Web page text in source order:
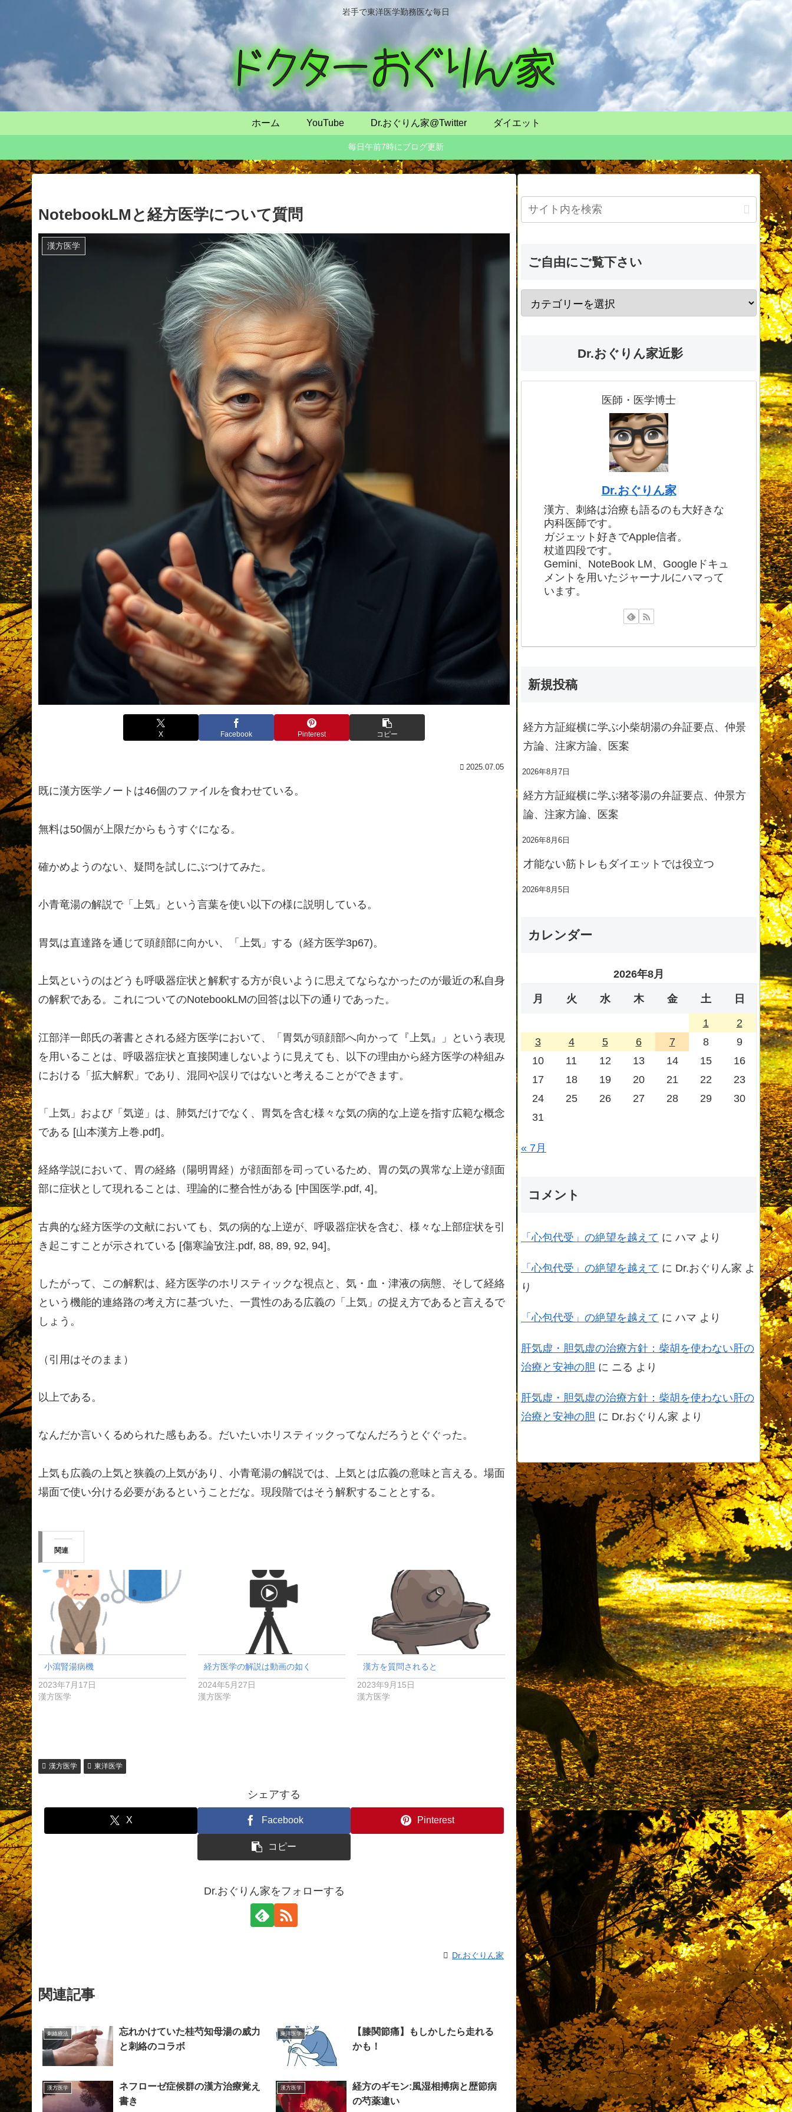
岩手で東洋医学勤務医な毎日
ホーム YouTube Dr.おぐりん家@Twitter ダイエット
毎日午前7時にブログ更新
NotebookLMと経方医学について質問
漢方医学
X Facebook Pinterest コピー
2025.07.05
既に漢方医学ノートは46個のファイルを食わせている。
無料は50個が上限だからもうすぐになる。
確かめようのない、疑問を試しにぶつけてみた。
小青竜湯の解説で「上気」という言葉を使い以下の様に説明している。
胃気は直達路を通じて頭顔部に向かい、「上気」する（経方医学3p67)。
上気というのはどうも呼吸器症状と解釈する方が良いように思えてならなかったのが最近の私自身
の解釈である。これについてのNotebookLMの回答は以下の通りであった。
江部洋一郎氏の著書とされる経方医学において、「胃気が頭顔部へ向かって『上気』」という表現
を用いることは、呼吸器症状と直接関連しないように見えても、以下の理由から経方医学の枠組み
における「拡大解釈」であり、混同や誤りではないと考えることができます。
「上気」および「気逆」は、肺気だけでなく、胃気を含む様々な気の病的な上逆を指す広範な概念
である [山本漢方上巻.pdf]。
経絡学説において、胃の経絡（陽明胃経）が顔面部を司っているため、胃の気の異常な上逆が顔面
部に症状として現れることは、理論的に整合性がある [中国医学.pdf, 4]。
古典的な経方医学の文献においても、気の病的な上逆が、呼吸器症状を含む、様々な上部症状を引
き起こすことが示されている [傷寒論攷注.pdf, 88, 89, 92, 94]。
したがって、この解釈は、経方医学のホリスティックな視点と、気・血・津液の病態、そして経絡
という機能的連絡路の考え方に基づいた、一貫性のある広義の「上気」の捉え方であると言えるで
しょう。
（引用はそのまま）
以上である。
なんだか言いくるめられた感もある。だいたいホリスティックってなんだろうとぐぐった。
上気も広義の上気と狭義の上気があり、小青竜湯の解説では、上気とは広義の意味と言える。場面
場面で使い分ける必要があるということだな。現段階ではそう解釈することとする。
関連
小瀉腎湯病機
2023年7月17日
漢方医学
経方医学の解説は動画の如く
2024年5月27日
漢方医学
漢方を質問されると
2023年9月15日
漢方医学
漢方医学 東洋医学
シェアする
X Facebook Pinterest
コピー
Dr.おぐりん家をフォローする
Dr.おぐりん家
関連記事
刺絡療法
忘れかけていた桂芍知母湯の威力
と刺絡のコラボ
東洋医学
【膝関節痛】もしかしたら走れる
かも！
漢方医学
ネフローゼ症候群の漢方治療覚え
書き
漢方医学
経方のギモン:風湿相搏病と歴節病
の芍薬違い
ご自由にご覧下さい
Dr.おぐりん家近影
医師・医学博士
Dr.おぐりん家
漢方、刺絡は治療も語るのも大好きな
内科医師です。
ガジェット好きでApple信者。
杖道四段です。
Gemini、NoteBook LM、Googleドキュ
メントを用いたジャーナルにハマって
います。
新規投稿
経方方証縦横に学ぶ小柴胡湯の弁証要点、仲景
方論、注家方論、医案
2026年8月7日
経方方証縦横に学ぶ猪苓湯の弁証要点、仲景方
論、注家方論、医案
2026年8月6日
才能ない筋トレもダイエットでは役立つ
2026年8月5日
カレンダー
2026年8月
月 火 水 木 金 土 日
1
2
3
4 5 6 7 8
9
10
11 12 13 14 15
16
17
18 19 20 21 22
23
24
25 26 27 28 29
30
31
« 7月
コメント
「心包代受」の絶望を越えて に ハマ より
「心包代受」の絶望を越えて に Dr.おぐりん家 よ
り
「心包代受」の絶望を越えて に ハマ より
肝気虚・胆気虚の治療方針：柴胡を使わない肝の
治療と安神の胆 に ニる より
肝気虚・胆気虚の治療方針：柴胡を使わない肝の
治療と安神の胆 に Dr.おぐりん家 より